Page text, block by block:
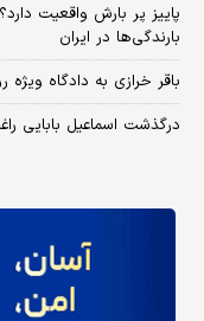
پاییز پر بارش واقعیت
بارندگی‌ها در ایران
باقر خرازی به دادگاه
درگذشت اسماعیل بابایی